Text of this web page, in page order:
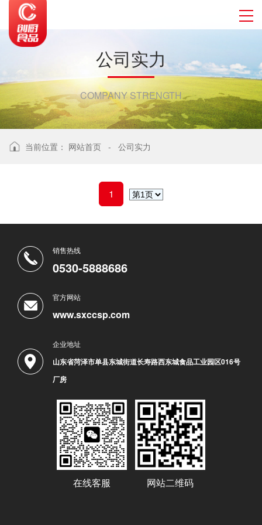
公司实力
COMPANY STRENGTH
当前位置： 网站首页 - 公司实力
1
销售热线
0530-5888686
官方网站
www.sxccsp.com
企业地址
山东省菏泽市单县东城街道长寿路西东城食品工业园区016号
厂房
在线客服 网站二维码